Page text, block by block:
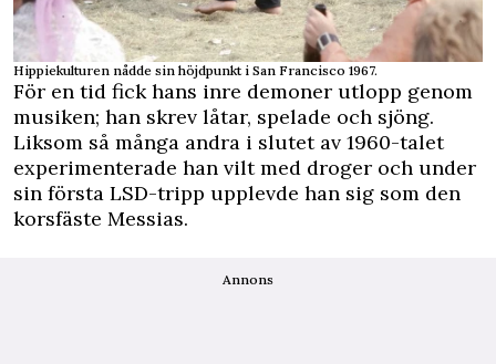
Hippiekulturen nådde sin höjdpunkt i San Francisco 1967.
För en tid fick hans inre demoner utlopp genom
musiken; han skrev låtar, spelade och sjöng.
Liksom så många andra i slutet av 1960-talet
experimenterade han vilt med droger och under
sin första LSD-tripp upplevde han sig som den
korsfäste Messias.
Annons